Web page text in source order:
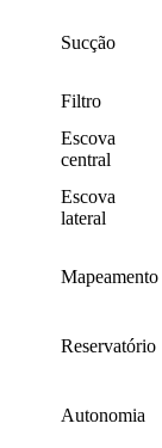
Sucção
Filtro
Escova
central
Escova
lateral
Mapeamento
Reservatório
Autonomia